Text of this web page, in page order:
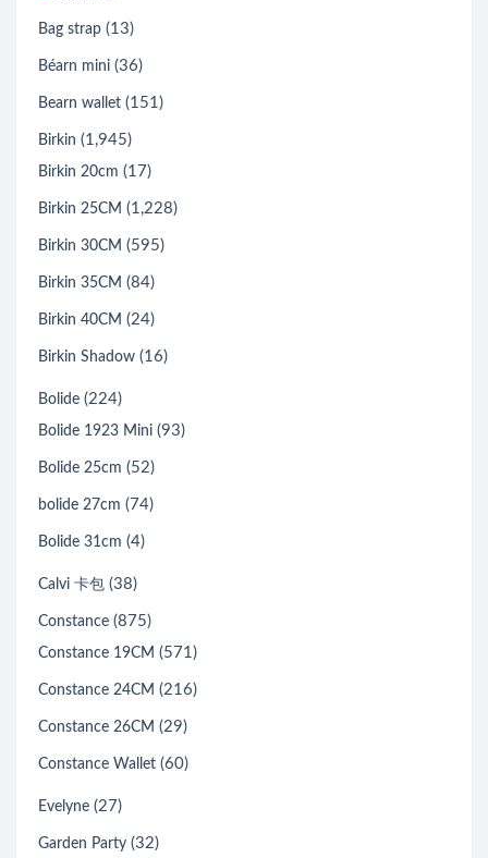
Bag strap (13)
Béarn mini (36)
Bearn wallet (151)
Birkin (1,945)
Birkin 20cm (17)
Birkin 25CM (1,228)
Birkin 30CM (595)
Birkin 35CM (84)
Birkin 40CM (24)
Birkin Shadow (16)
Bolide (224)
Bolide 1923 Mini (93)
Bolide 25cm (52)
bolide 27cm (74)
Bolide 31cm (4)
Calvi 卡包 (38)
Constance (875)
Constance 19CM (571)
Constance 24CM (216)
Constance 26CM (29)
Constance Wallet (60)
Evelyne (27)
Garden Party (32)